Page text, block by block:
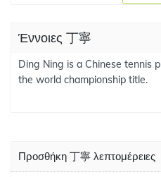
Έννοιες 丁寧
Ding Ning is a Chinese tennis
the world championship title.
Προσθήκη 丁寧 λεπτομέρειες